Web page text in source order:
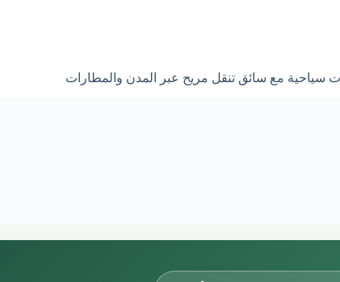
سياحية مع سائق تنقل مريح عبر المدن والمطارات